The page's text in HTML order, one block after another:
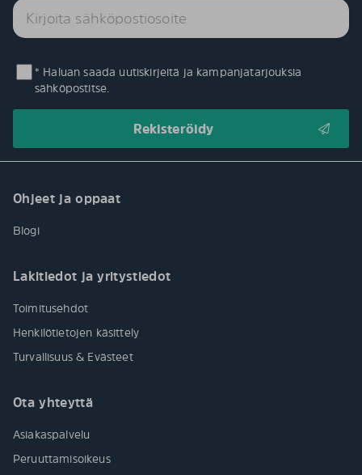
* Haluan saada uutiskirjeitä ja kampanjatarjouksia
sähköpostitse.
Ohjeet ja oppaat
Blogi
Lakitiedot ja yritystiedot
Toimitusehdot
Henkilötietojen käsittely
Turvallisuus & Evästeet
Ota yhteyttä
Asiakaspalvelu
Peruuttamisoikeus